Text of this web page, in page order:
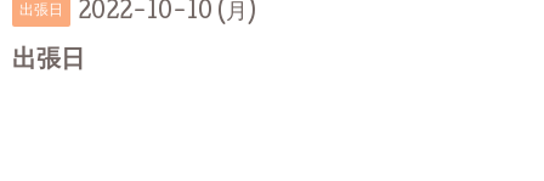
出張日 2022-10-10 (月)
出張日